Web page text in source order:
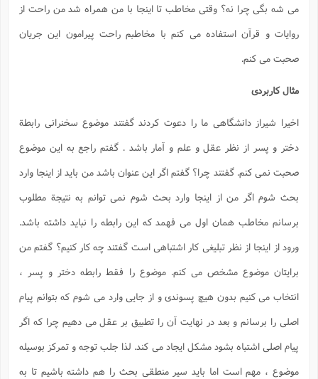
می شه بگی چرا نه؟ وقتی مخاطب تا اینجا با من همراه شد من راحت از
روایات و قرآن استفاده می کنم با مخاطبم راحت پیرامون این جریان
صحبت می کنم.
مثال کاربردی
اخیرا شیراز دانشگاهی ما را دعوت کردند گفتند موضوع سخنرانی رابطة
دختر و پسر از نظر عقل و علم و آمار باشد . گفتم راجع به این موضوع
صحبت نمی کنم. گفتند چرا؟ گفتم اگر این عنوان باشد من باید از اینجا وارد
بحث شوم اگر من از اینجا وارد بحث شوم نمی توانم به نتیجة مطلوب
برسانم مخاطب همان اول می فهمد که این رابطه را نباید داشته باشد.
ورود از اینجا از نظر تبلیغی کار اشتباهی است گفتند چه کار کنیم؟ گفتم من
برایتان موضوع مشخص می کنم. موضوع را فقط رابطه دختر و پسر ،
انتخاب می کنیم بدون هیچ پسوندی و از جایی وارد می شوم که بتوانم پیام
اصلی را برسانم و بعد در نهایت آن را تطبیق بر عقل می دهیم چرا که اگر
پیام اصلی اشتباه بشود مشکل ایجاد می کند. لذا جلب توجه و تمرکز بوسیله
موضوع ، مهم است اما باید سیر منطقی بحث را هم داشته باشیم تا به